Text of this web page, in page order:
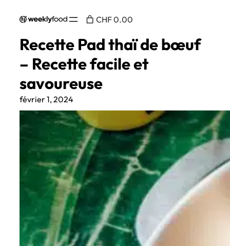
CHF 0.00
Recette Pad thaï de bœuf
– Recette facile et
savoureuse
février 1, 2024